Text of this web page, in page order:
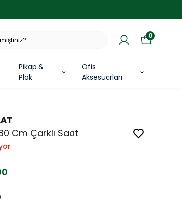
Pikap &
Plak
Ofis
Aksesuarları
0
Cm Çarklı Saat